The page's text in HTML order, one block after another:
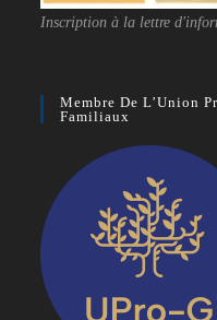
Inscription à la lettre
Membre De L’Union
Familiaux